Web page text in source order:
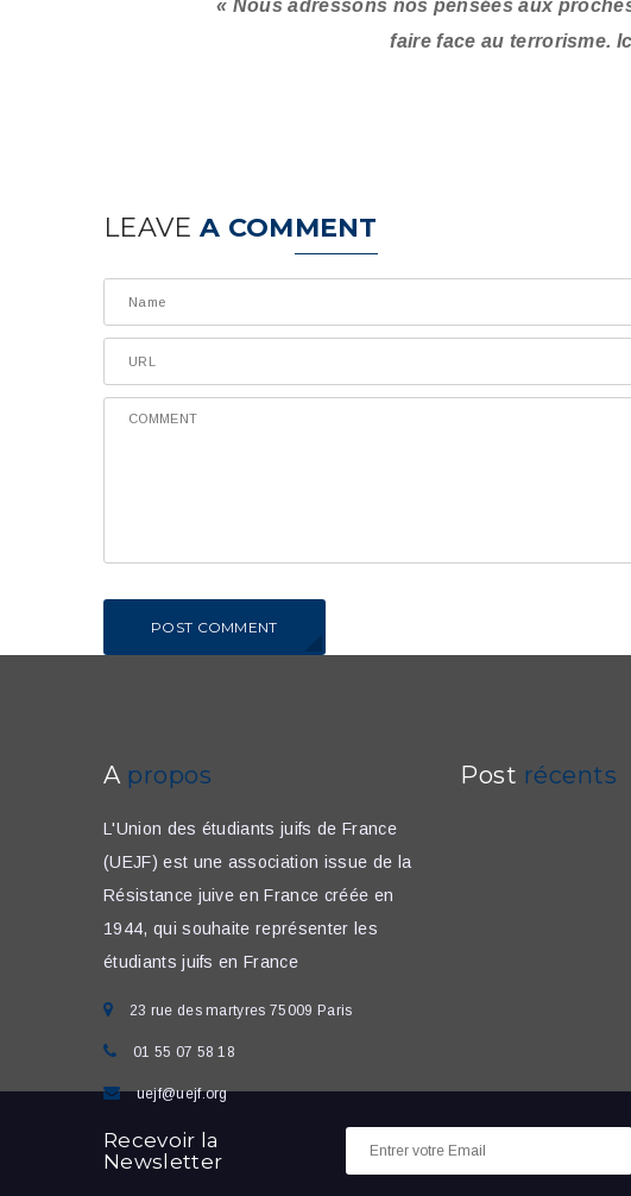
« Nous adressons nos pensées aux
faire face au terrorisme.
LEAVE A COMMENT
POST COMMENT
A propos
L'Union des étudiants juifs de France
(UEJF) est une association issue de la
Résistance juive en France créée en
1944, qui souhaite représenter les
étudiants juifs en France
23 rue des martyres 75009 Paris
01 55 07 58 18
uejf@uejf.org
Post récents
Recevoir la
Newsletter